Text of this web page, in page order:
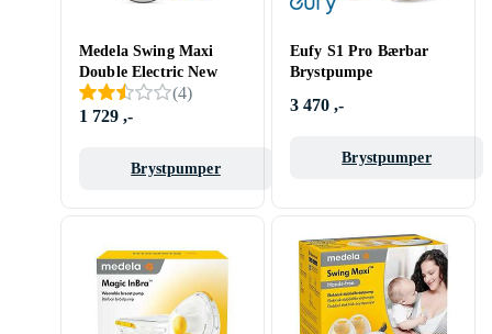
Medela Swing Maxi
Double Electric New
(4)
1 729 ,-
Brystpumper
Eufy S1 Pro Bærbar
Brystpumpe
3 470 ,-
Brystpumper